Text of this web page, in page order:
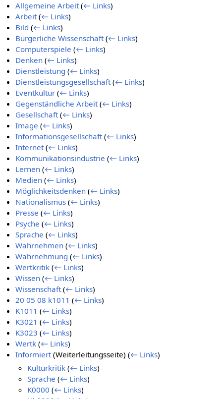
Allgemeine Arbeit (← Links)
Arbeit (← Links)
Bild (← Links)
Bürgerliche Wissenschaft (← Links)
Computerspiele (← Links)
Denken (← Links)
Dienstleistung (← Links)
Dienstleistungsgesellschaft (← Links)
Eventkultur (← Links)
Gegenständliche Arbeit (← Links)
Gesellschaft (← Links)
Image (← Links)
Informationsgesellschaft (← Links)
Internet (← Links)
Kommunikationsindustrie (← Links)
Lernen (← Links)
Medien (← Links)
Möglichkeitsdenken (← Links)
Nationalismus (← Links)
Presse (← Links)
Psyche (← Links)
Sprache (← Links)
Wahrnehmen (← Links)
Wahrnehmung (← Links)
Wertkritik (← Links)
Wissen (← Links)
Wissenschaft (← Links)
20 05 08 k1011 (← Links)
K1011 (← Links)
K3021 (← Links)
K3023 (← Links)
Wertk (← Links)
Informiert(Weiterleitungsseite)(← Links)
Kulturkritik (← Links)
Sprache (← Links)
K0000 (← Links)